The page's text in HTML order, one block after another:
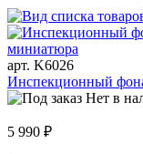
арт. K6026
Инспекционный
Нет в
5 990 ₽